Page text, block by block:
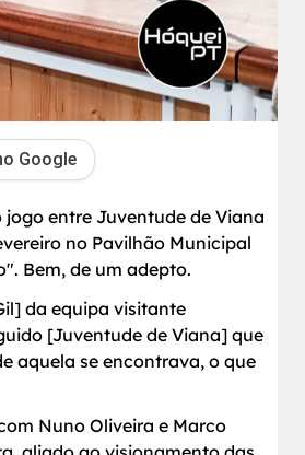
Google
entre Juventude de Viana
no Pavilhão Municipal
Bem, de um adepto.
da equipa visitante
[Juventude de Viana] que
aquela se encontrava, o que
Nuno Oliveira e Marco